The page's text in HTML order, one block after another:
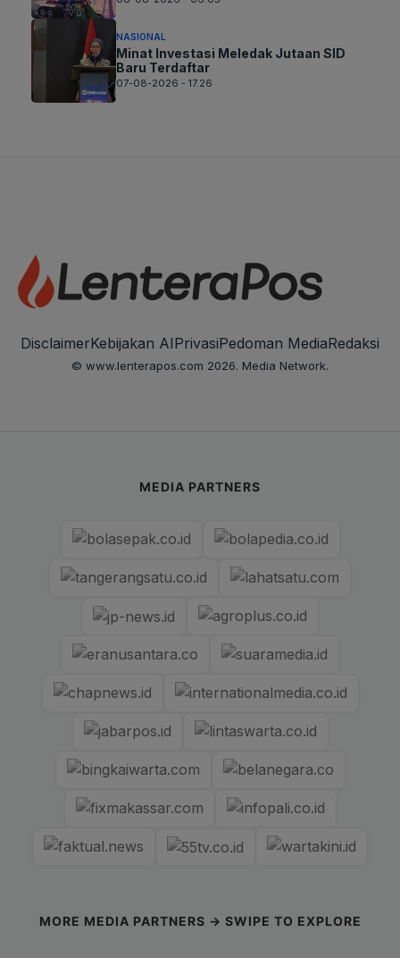
NASIONAL
Minat Investasi Meledak Jutaan SID
Baru Terdaftar
07-08-2026 - 17.26
DisclaimerKebijakan AIPrivasiPedoman MediaRedaksi
© www.lenterapos.com 2026. Media Network.
MEDIA PARTNERS
MORE MEDIA PARTNERS → SWIPE TO EXPLORE